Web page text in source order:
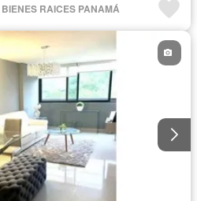
RAICES PANAMÁ